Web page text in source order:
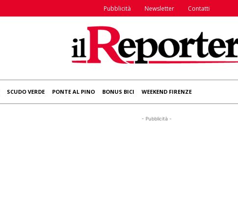
Pubblicità Newsletter Contatti
SCUDO VERDE PONTE AL PINO BONUS BICI WEEKEND FIRENZE
- Pubblicità -